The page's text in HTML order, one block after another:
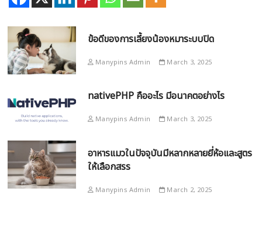
ข้อดีของการเลี้ยงน้องหมาระบบปิด
Manypins Admin March 3, 2025
nativePHP คืออะไร มีอนาคตอย่างไร
Manypins Admin March 3, 2025
อาหารแมวในปัจจุบันมีหลากหลายยี่ห้อและสูตร
ให้เลือกสรร
Manypins Admin March 2, 2025